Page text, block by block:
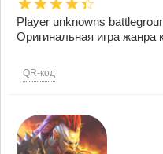
Player unknowns
Оригинальная игра жанра
QR-код